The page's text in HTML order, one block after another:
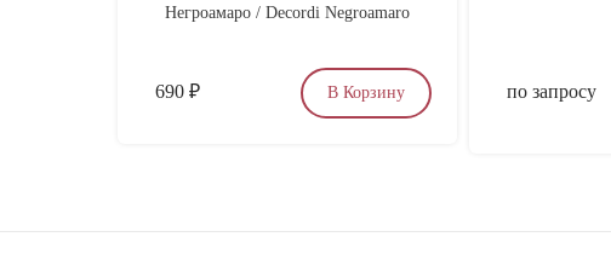
Негроамаро / Decordi Negroamaro
690 ₽ В Корзину по запросу